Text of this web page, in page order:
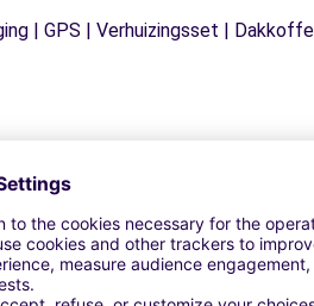
| GPS | Verhuizingsset |